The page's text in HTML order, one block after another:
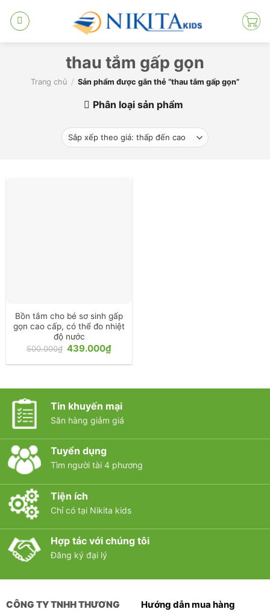
thau tắm gấp gọn
Trang chủ / Sản phẩm được gắn thẻ “thau tắm gấp gọn”
Phân loại sản phẩm
Bồn tắm cho bé sơ sinh gấp
gọn cao cấp, có thể đo nhiệt
độ nước
500.000₫ Giá
gốc
là:
439.000₫Giá
tại
Tin khuyến mại
Săn hàng giảm giá
Tuyển dụng
Tìm người tài 4 phương
Tiện ích
Chỉ có tại Nikita kids
Hợp tác với chúng tôi
Đăng ký đại lý
CÔNG TY TNHH THƯƠNG
Hướng dẫn mua hàng